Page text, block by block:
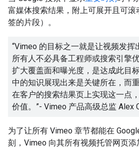
富媒体搜索结果，附上可展开且可
签的片段）。
“Vimeo 的目标之一就是让视频发挥
所有人不必具备工程师或搜索引擎
扩大覆盖面和曝光度，是达成此目
中的知识展现出来是关键所在，而
在客户的搜索结果页上实现这一点
价值。”- Vimeo 产品高级总监 Alex
为了让所有 Vimeo 章节都能在
刻，Vimeo 向其所有视频托管网页添